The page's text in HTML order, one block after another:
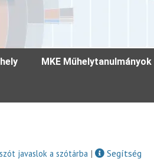
MKE Műhelytanulmányok
javaslok a szótárba |
Segítség